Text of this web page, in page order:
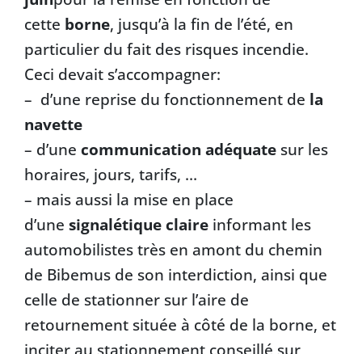
cette borne, jusqu’à la fin de l’été, en
particulier du fait des risques incendie.
Ceci devait s’accompagner:
– d’une reprise du fonctionnement de la
navette
– d’une communication adéquate sur les
horaires, jours, tarifs, …
– mais aussi la mise en place
d’une signalétique claire informant les
automobilistes très en amont du chemin
de Bibemus de son interdiction, ainsi que
celle de stationner sur l’aire de
retournement située à côté de la borne, et
inciter au stationnement conseillé sur